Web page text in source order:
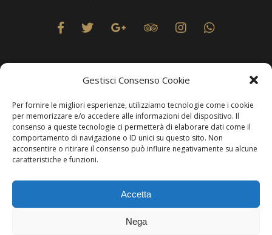
Gestisci Consenso Cookie
Per fornire le migliori esperienze, utilizziamo tecnologie come i cookie
per memorizzare e/o accedere alle informazioni del dispositivo. Il
consenso a queste tecnologie ci permetterà di elaborare dati come il
comportamento di navigazione o ID unici su questo sito. Non
acconsentire o ritirare il consenso può influire negativamente su alcune
caratteristiche e funzioni.
Accetta
Nega
Privacy
Produzione WebResolvis Marketing & Comunicazione
Copyright © Hotels & Resorts Srl - Partita IVA IT01212800773.
Affittacamere - CIN: IT077014B401676001. Tutti i diritti sono